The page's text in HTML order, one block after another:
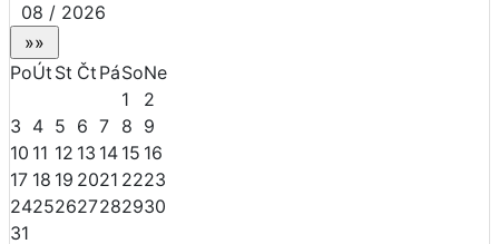
08 / 2026
PoÚt St Čt PáSoNe
1
2
3 4 5 6 7 8 9
10 11 12 13 14 15 16
17 18 19 2021 2223
24252627282930
31